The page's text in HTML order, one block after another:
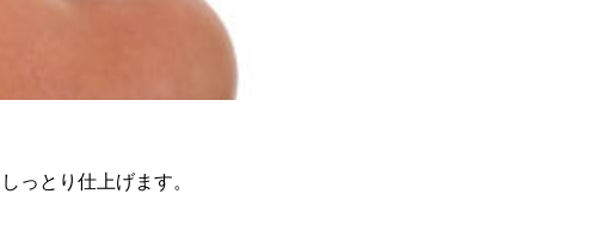
っとり仕上げます。